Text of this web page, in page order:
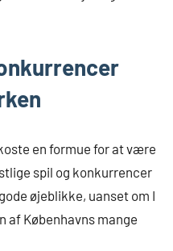
en formue for at være
spil og konkurrencer
øjeblikke, uanset om I
af Københavns mange